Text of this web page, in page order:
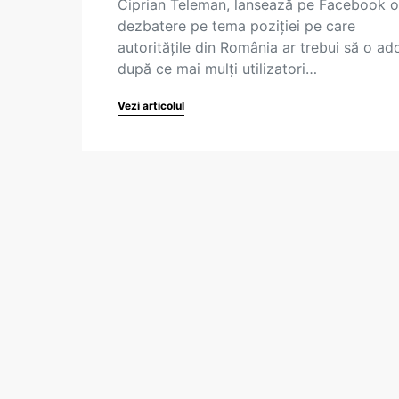
Ciprian Teleman, lansează pe Facebook o
dezbatere pe tema poziției pe care
autoritățile din România ar trebui să o
după ce mai mulți utilizatori…
Vezi articolul